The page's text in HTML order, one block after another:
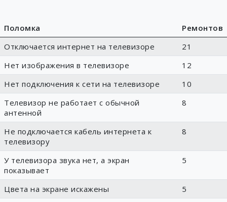
Поломка
Ремонтов
Отключается интернет на телевизоре
21
Нет изображения в телевизоре
12
Нет подключения к сети на телевизоре
10
Телевизор не работает с обычной
антенной
8
Не подключается кабель интернета к
телевизору
8
У телевизора звука нет, а экран
показывает
5
Цвета на экране искажены
5